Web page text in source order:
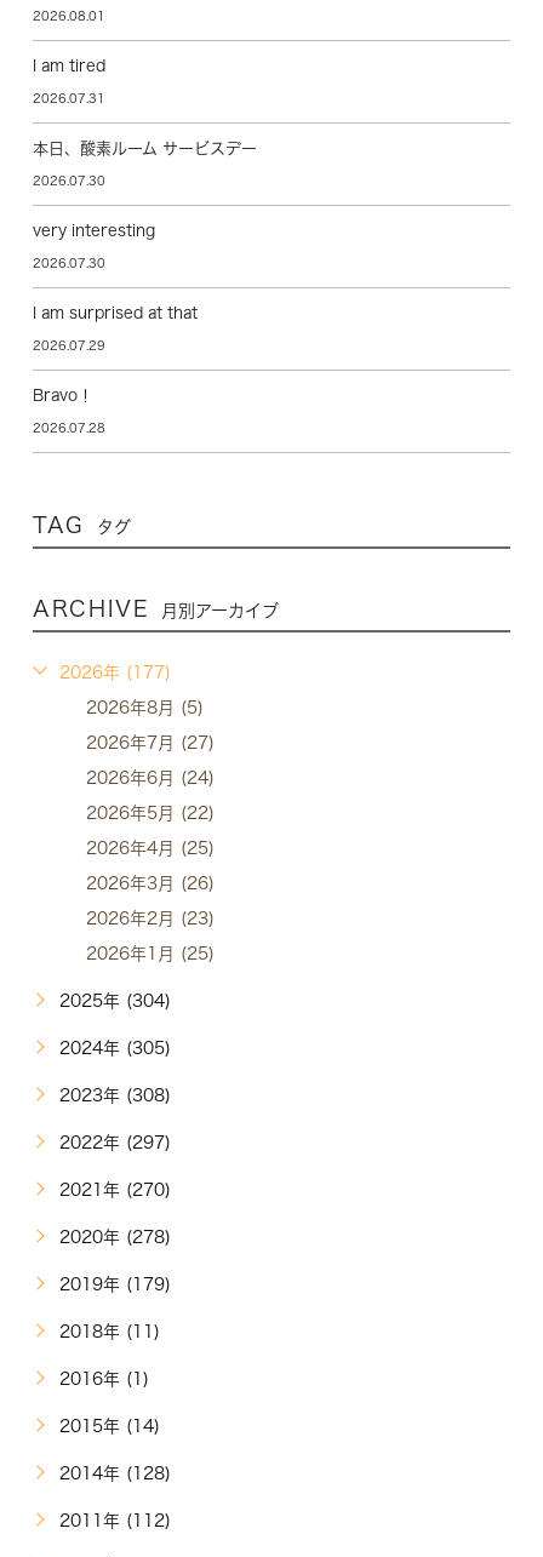
2026.08.01
I am tired
2026.07.31
本日、酸素ルーム サービスデー
2026.07.30
very interesting
2026.07.30
I am surprised at that
2026.07.29
Bravo！
2026.07.28
TAG タグ
ARCHIVE 月別アーカイブ
2026年 (177)
2026年8月 (5)
2026年7月 (27)
2026年6月 (24)
2026年5月 (22)
2026年4月 (25)
2026年3月 (26)
2026年2月 (23)
2026年1月 (25)
2025年 (304)
2024年 (305)
2023年 (308)
2022年 (297)
2021年 (270)
2020年 (278)
2019年 (179)
2018年 (11)
2016年 (1)
2015年 (14)
2014年 (128)
2011年 (112)